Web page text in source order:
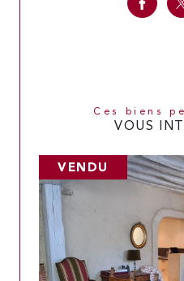
Ces biens
VOUS
VENDU